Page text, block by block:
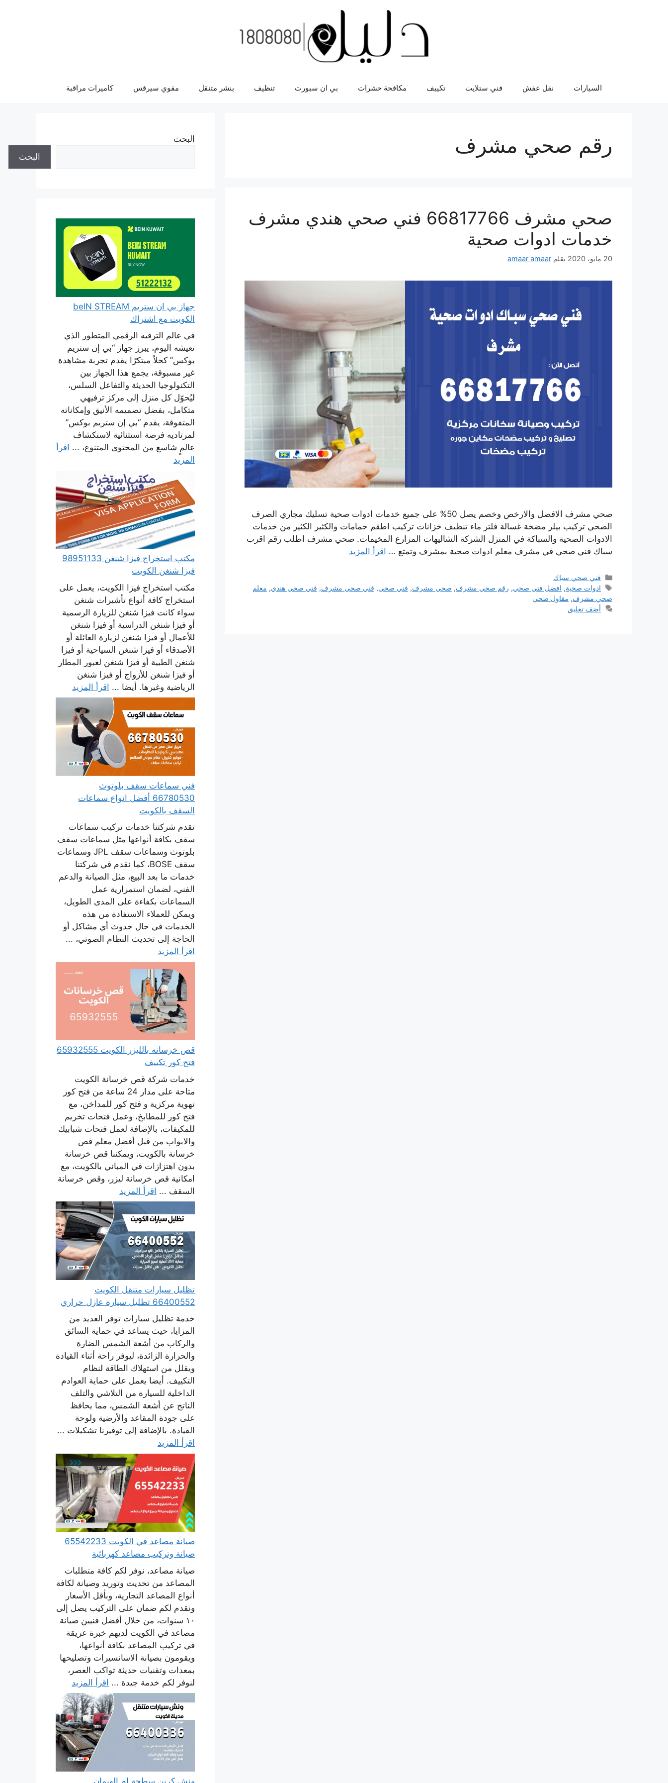
السيارات نقل عفش فني ستلايت تكييف مكافحة حشرات بي ان سبورت تنظيف بنشر متنقل مقوي سيرفس كاميرات مراقبة
رقم صحي مشرف
صحي مشرف 66817766 فني صحي هندي مشرف
خدمات ادوات صحية
20 مايو، 2020 بقلم amaar amaar
صحي مشرف الافضل والارخص وخصم يصل 50% على جميع خدمات ادوات صحية تسليك مجاري الصرف
الصحي تركيب بيلر مضخة غسالة فلتر ماء تنظيف خزانات تركيب اطقم حمامات والكثير الكثير من خدمات
الادوات الصحية والسباكة في المنزل الشركة الشاليهات المزارع المخيمات. صحي مشرف اطلب رقم اقرب
سباك فني صحي في مشرف معلم ادوات صحية بمشرف وتمتع … اقرأ المزيد
التصنيفات
فني صحي سباك
الوسوم
ادوات صحية, افضل فني صحي, رقم صحي مشرف, صحي مشرف, فني صحي, فني صحي مشرف, فني صحي هندي, معلم
صحي مشرف, مقاول صحي
أضف تعليق
البحث
البحث
جهاز بي ان ستريم beIN STREAM
الكويت مع اشتراك
في عالم الترفيه الرقمي المتطور الذي
تعيشه اليوم، يبرز جهاز “بي إن ستريم
بوكس” كحلاً مبتكرًا يقدم تجربة مشاهدة
غير مسبوقة، يجمع هذا الجهاز بين
التكنولوجيا الحديثة والتفاعل السلس،
ليُحوّل كل منزل إلى مركز ترفيهي
متكامل، بفضل تصميمه الأنيق وإمكاناته
المتفوقة، يقدم “بي إن ستريم بوكس”
لمرتاديه فرصة استثنائية لاستكشاف
عالمٍ شاسع من المحتوى المتنوع، ... اقرأ
المزيد
مكتب استخراج فيزا شنغن 98951133
فيزا شنغن الكويت
مكتب استخراج فيزا الكويت، يعمل على
استخراج كافة أنواع تأشيرات شنغن
سواء كانت فيزا شنغن للزيارة الرسمية
أو فيزا شنغن الدراسية أو فيزا شنغن
للأعمال أو فيزا شنغن لزيارة العائلة أو
الأصدقاء أو فيزا شنغن السياحية أو فيزا
شنغن الطبية أو فيزا شنغن لعبور المطار
أو فيزا شنغن للأزواج أو فيزا شنغن
الرياضية وغيرها. أيضا ... اقرأ المزيد
فني سماعات سقف بلوتوث
66780530 أفضل انواع سماعات
السقف بالكويت
تقدم شركتنا خدمات تركيب سماعات
سقف بكافة أنواعها مثل سماعات سقف
بلوتوث وسماعات سقف JPL وسماعات
سقف BOSE، كما نقدم في شركتنا
خدمات ما بعد البيع، مثل الصيانة والدعم
الفني، لضمان استمرارية عمل
السماعات بكفاءة على المدى الطويل،
ويمكن للعملاء الاستفادة من هذه
الخدمات في حال حدوث أي مشاكل أو
الحاجة إلى تحديث النظام الصوتي، ...
اقرأ المزيد
قص خرسانه بالليزر الكويت 65932555
فتح كور تكييف
خدمات شركة قص خرسانة الكويت
متاحة على مدار 24 ساعة من فتح كور
تهوية مركزية و فتح كور للمداخن، مع
فتح كور للمطابخ، وعمل فتحات تخريم
للمكيفات، بالإضافة لعمل فتحات شبابيك
والابواب من قبل أفضل معلم قص
خرسانة بالكويت، ويمكننا قص خرسانة
بدون اهتزازات في المباني بالكويت، مع
امكانية قص خرسانة ليزر، وقص خرسانة
السقف ... اقرأ المزيد
تظليل سيارات متنقل الكويت
66400552 تظليل سيارة عازل حراري
خدمة تظليل سيارات توفر العديد من
المزايا، حيث يساعد في حماية السائق
والركاب من أشعة الشمس الضارة
والحرارة الزائدة، ليوفر راحة أثناء القيادة
ويقلل من استهلاك الطاقة لنظام
التكييف. أيضا يعمل على حماية العوادم
الداخلية للسيارة من التلاشي والتلف
الناتج عن أشعة الشمس، مما يحافظ
على جودة المقاعد والأرضية ولوحة
القيادة. بالإضافة إلى توفيرنا تشكيلات ...
اقرأ المزيد
صيانة مصاعد في الكويت 65542233
صيانة وتركيب مصاعد كهربائية
صيانة مصاعد، نوفر لكم كافة متطلبات
المصاعد من تحديث وتوريد وصيانة لكافة
أنواع المصاعد التجارية، وبأقل الأسعار
ونقدم لكم ضمان على التركيب يصل إلى
١٠ سنوات، من خلال أفضل فنيين صيانة
مصاعد في الكويت لديهم خبرة عريقة
في تركيب المصاعد بكافة أنواعها،
ويقومون بصيانة الاسانسيرات وتصليحها
بمعدات وتقنيات حديثة تواكب العصر،
لنوفر لكم خدمة جيدة ... اقرأ المزيد
ونش كرين سطحة ام الهيمان